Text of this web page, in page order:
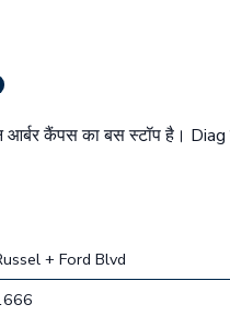
आर्बर कैंपस का बस स्टॉप है।
+ Ford Blvd